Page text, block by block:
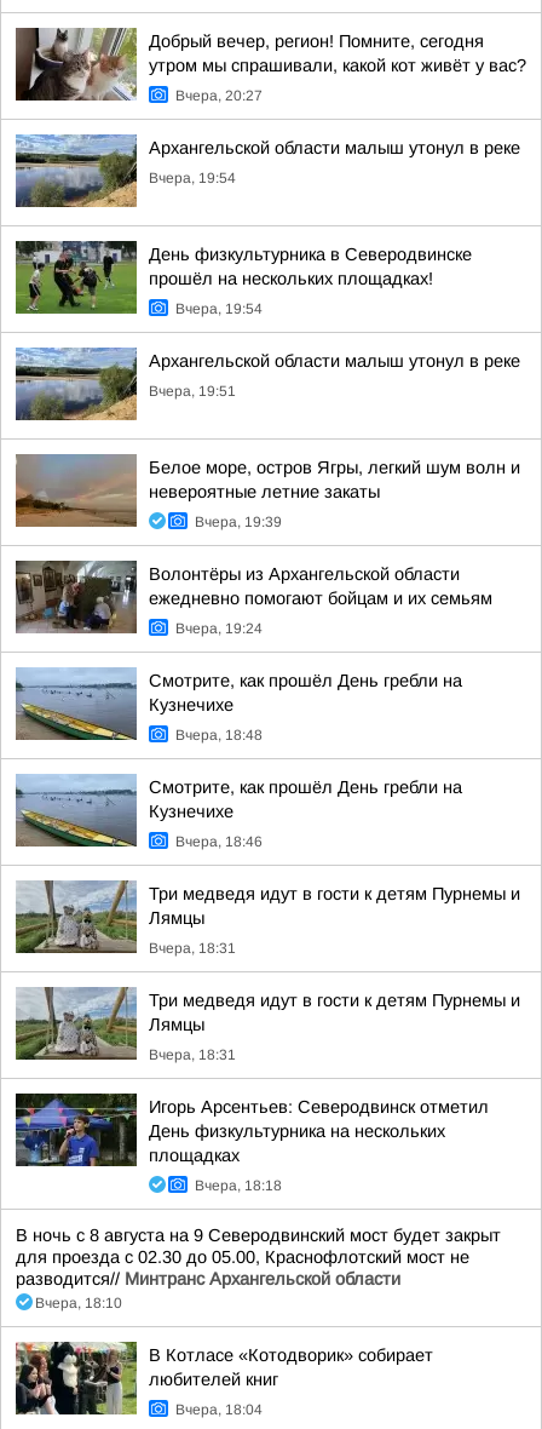
Добрый вечер, регион! Помните, сегодня
утром мы спрашивали, какой кот живёт у вас?
Вчера, 20:27
Архангельской области малыш утонул в реке
Вчера, 19:54
День физкультурника в Северодвинске
прошёл на нескольких площадках!
Вчера, 19:54
Архангельской области малыш утонул в реке
Вчера, 19:51
Белое море, остров Ягры, легкий шум волн и
невероятные летние закаты
Вчера, 19:39
Волонтёры из Архангельской области
ежедневно помогают бойцам и их семьям
Вчера, 19:24
Смотрите, как прошёл День гребли на
Кузнечихе
Вчера, 18:48
Смотрите, как прошёл День гребли на
Кузнечихе
Вчера, 18:46
Три медведя идут в гости к детям Пурнемы и
Лямцы
Вчера, 18:31
Три медведя идут в гости к детям Пурнемы и
Лямцы
Вчера, 18:31
Игорь Арсентьев: Северодвинск отметил
День физкультурника на нескольких
площадках
Вчера, 18:18
В ночь с 8 августа на 9 Северодвинский мост будет закрыт
для проезда с 02.30 до 05.00, Краснофлотский мост не
разводится// Минтранс Архангельской области
Вчера, 18:10
В Котласе «Котодворик» собирает
любителей книг
Вчера, 18:04